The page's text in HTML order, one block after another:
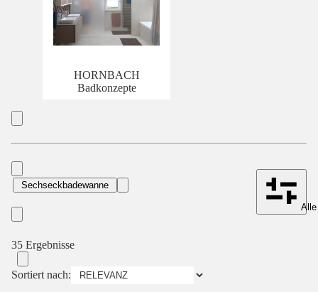
HORNBACH
Badkonzepte
Sechseckbadewanne
35 Ergebnisse
Sortiert nach: